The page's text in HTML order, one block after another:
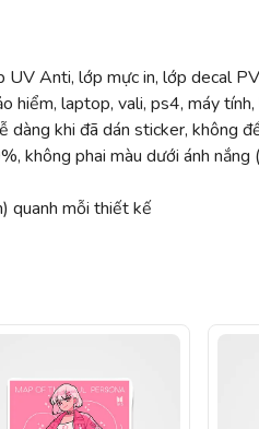
UV Anti, lớp mực in, lớp decal
hiểm, laptop, vali, ps4, máy
khi đã dán sticker, không
không phai màu dưới ánh
quanh mỗi thiết kế